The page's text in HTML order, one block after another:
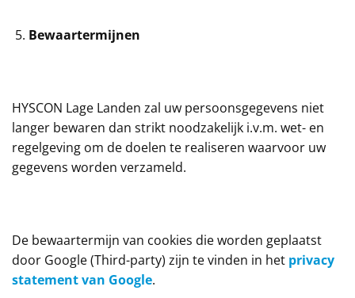
Bewaartermijnen
HYSCON Lage Landen zal uw persoonsgegevens niet
langer bewaren dan strikt noodzakelijk i.v.m. wet- en
regelgeving om de doelen te realiseren waarvoor uw
gegevens worden verzameld.
De bewaartermijn van cookies die worden geplaatst
door Google (Third-party) zijn te vinden in het privacy
statement van Google.